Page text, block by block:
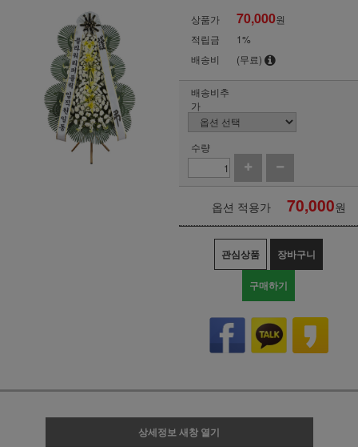
상품가 70,000원
적립금
1%
배송비
(무료)
배송비추
가
수량
옵션 적용가 70,000원
관심상품 장바구니
구매하기
상세정보 새창 열기